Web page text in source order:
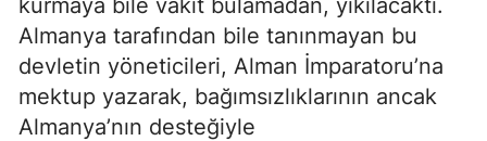
kurmaya bile vakit bulamadan, yıkılacaktı.
Almanya tarafından bile tanınmayan bu
devletin yöneticileri, Alman İmparatoru’na
mektup yazarak, bağımsızlıklarının ancak
Almanya’nın desteğiyle